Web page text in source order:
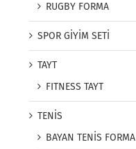
RUGBY FORMA
SPOR GİYİM SETİ
TAYT
FITNESS TAYT
TENİS
BAYAN TENİS FORMA